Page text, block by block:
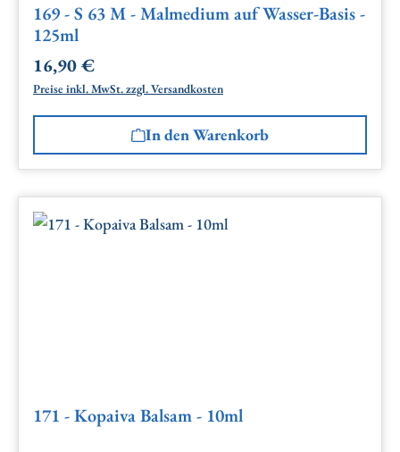
169 - S 63 M - Malmedium auf Wasser-Basis -
125ml
Regulärer Preis:
16,90 €
Preise inkl. MwSt. zzgl. Versandkosten
In den Warenkorb
171 - Kopaiva Balsam - 10ml